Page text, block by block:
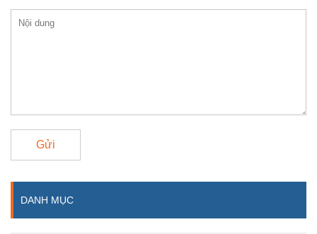
Gửi
DANH MỤC